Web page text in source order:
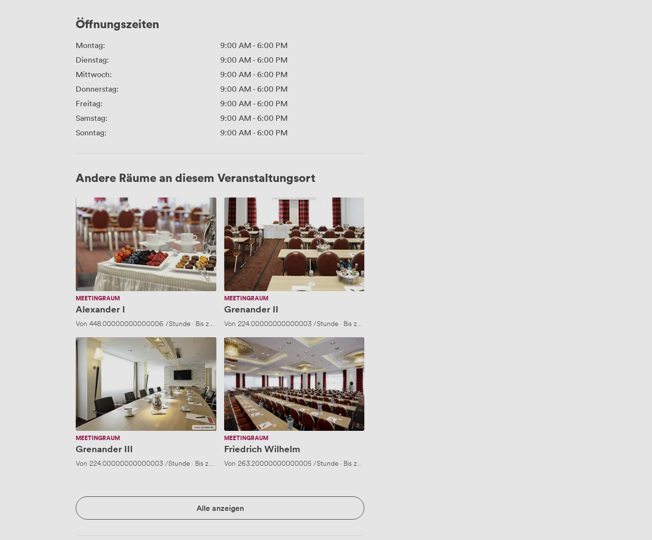
Öffnungszeiten
Montag: 9:00 AM - 6:00 PM
Dienstag:
9:00 AM - 6:00 PM
Mittwoch:
9:00 AM - 6:00 PM
Donnerstag:
9:00 AM - 6:00 PM
Freitag:
9:00 AM - 6:00 PM
Samstag:
9:00 AM - 6:00 PM
Sonntag:
9:00 AM - 6:00 PM
Andere Räume an diesem Veranstaltungsort
Alexander
I
MEETINGRAUM
Alexander I
Von 448.00000000000006 /Stunde · Bis zu 210 Personen
Grenander
MEETINGRAUM
Grenander II
Von 224.00000000000003/Stunde· Bis zu 90 Personen
Grenander
III
MEETINGRAUM
Grenander III
Von 224.00000000000003/Stunde · Bis zu 90 Personen
Friedrich
Wilhelm
MEETINGRAUM
Friedrich Wilhelm
Von 263.20000000000005/Stunde· Bis zu 110 Personen
Alle anzeigen